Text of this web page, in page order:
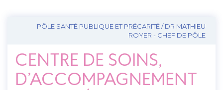
PÔLE SANTÉ PUBLIQUE ET PRÉCARITÉ / DR MATHIEU
ROYER - CHEF DE PÔLE
CENTRE DE SOINS,
D’ACCOMPAGNEMENT